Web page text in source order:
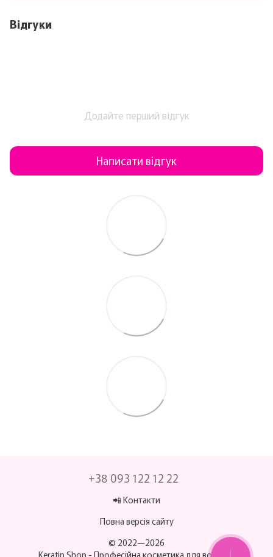
Відгуки
Додайте перший відгук
Написати відгук
+38 093 122 12 22
📲 Контакти
Повна версія сайту
© 2022—2026
Keratin Shop - Професійна косметика для волосся